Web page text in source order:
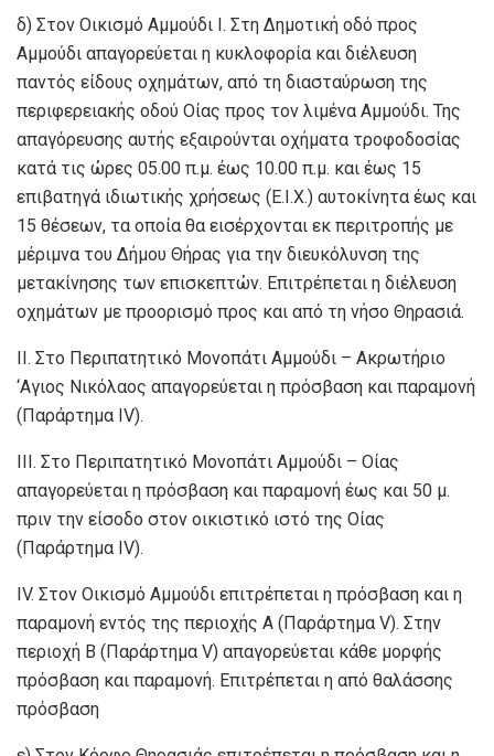
δ) Στον Οικισμό Αμμούδι I. Στη Δημοτική οδό προς
Αμμούδι απαγορεύεται η κυκλοφορία και διέλευση
παντός είδους οχημάτων, από τη διασταύρωση της
περιφερειακής οδού Οίας προς τον λιμένα Αμμούδι. Της
απαγόρευσης αυτής εξαιρούνται οχήματα τροφοδοσίας
κατά τις ώρες 05.00 π.μ. έως 10.00 π.μ. και έως 15
επιβατηγά ιδιωτικής χρήσεως (Ε.Ι.Χ.) αυτοκίνητα έως και
15 θέσεων, τα οποία θα εισέρχονται εκ περιτροπής με
μέριμνα του Δήμου Θήρας για την διευκόλυνση της
μετακίνησης των επισκεπτών. Επιτρέπεται η διέλευση
οχημάτων με προορισμό προς και από τη νήσο Θηρασιά.
II. Στο Περιπατητικό Μονοπάτι Αμμούδι – Ακρωτήριο
‘Αγιος Νικόλαος απαγορεύεται η πρόσβαση και παραμονή
(Παράρτημα ΙV).
ΙΙΙ. Στο Περιπατητικό Μονοπάτι Αμμούδι – Οίας
απαγορεύεται η πρόσβαση και παραμονή έως και 50 μ.
πριν την είσοδο στον οικιστικό ιστό της Οίας
(Παράρτημα IV).
IV. Στον Οικισμό Αμμούδι επιτρέπεται η πρόσβαση και η
παραμονή εντός της περιοχής Α (Παράρτημα V). Στην
περιοχή Β (Παράρτημα V) απαγορεύεται κάθε μορφής
πρόσβαση και παραμονή. Επιτρέπεται η από θαλάσσης
πρόσβαση